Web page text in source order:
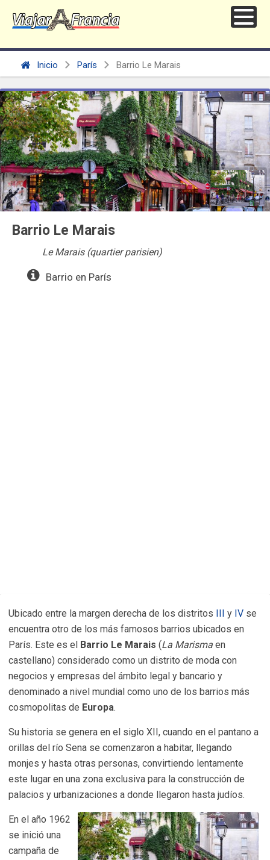
Inicio París Barrio Le Marais
Barrio Le Marais
Le Marais (quartier parisien)
Barrio en París
Ubicado entre la margen derecha de los distritos y IV se
encuentra otro de los más famosos barrios ubicados en
París. Este es el
Barrio Le Marais (La Marisma en
castellano) considerado como un distrito de moda con
negocios y empresas del ámbito legal y bancario y
denominado a nivel mundial como uno de los barrios más
cosmopolitas de Europa.
Su historia se genera en el siglo XII, cuando en el pantano a
orillas del río Sena se comenzaron a habitar, llegando
monjes y hasta otras personas, convirtiendo lentamente
este lugar en una zona exclusiva para la construcción de
palacios y urbanizaciones a donde llegaron hasta judíos.
En el año 1962
se inició una
campaña de